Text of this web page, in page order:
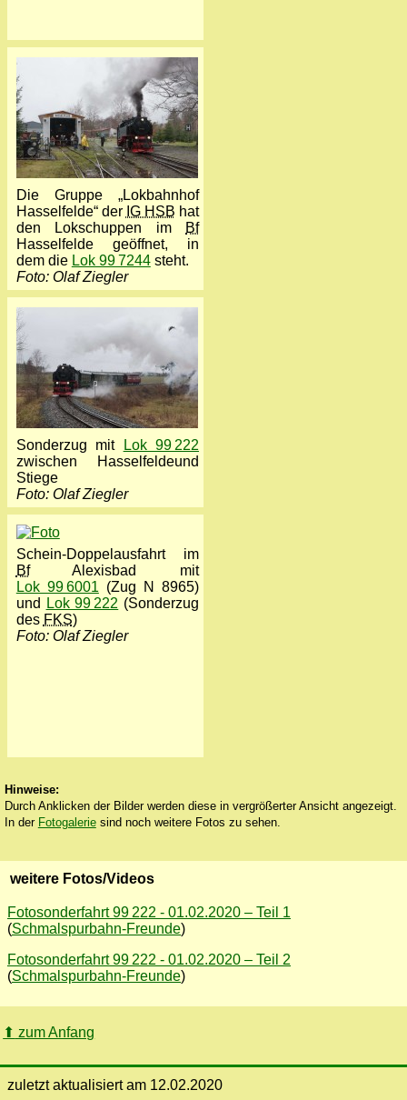
Die Gruppe „Lokbahnhof
Hasselfelde“ der IG HSB hat
den Lokschuppen im
Bf
Hasselfelde geöffnet, in
dem die Lok 99 7244steht.
Foto: Olaf Ziegler
Sonderzug mit
Lok 99 222
zwischen Hasselfeldeund
Stiege
Foto: Olaf Ziegler
Schein-Doppelausfahrt im
BfAlexisbad mit
Lok 99 6001 (Zug N 8965)
und
Lok 99 222 (Sonderzug
des FKS)
Foto: Olaf Ziegler
Hinweise:
Durch Anklicken der Bilder werden diese in vergrößerter Ansicht angezeigt.
In der Fotogaleriesind noch weitere Fotos zu sehen.
weitere Fotos/Videos
Fotosonderfahrt 99 222 - 01.02.2020 – Teil 1
(Schmalspurbahn-Freunde)
Fotosonderfahrt 99 222 - 01.02.2020 – Teil 2
(Schmalspurbahn-Freunde)
⬆ zum Anfang
zuletzt aktualisiert am 12.02.2020